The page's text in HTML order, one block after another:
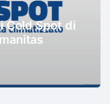
Cold Spot di